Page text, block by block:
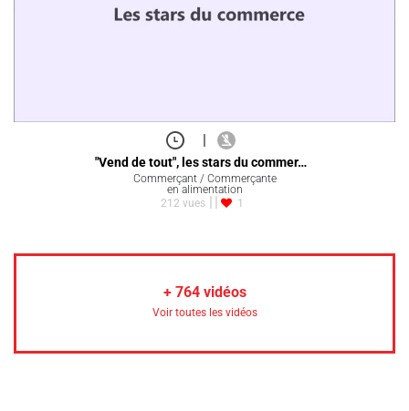
|
"Vend de tout", les stars du commer…
Commerçant / Commerçante
en alimentation
212 vues
1
+ 764vidéos
Voir toutes les vidéos